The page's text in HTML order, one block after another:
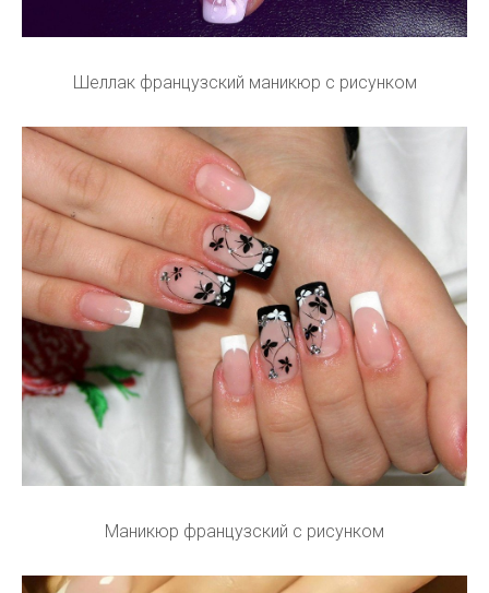
Шеллак французский маникюр с рисунком
Маникюр французский с рисунком